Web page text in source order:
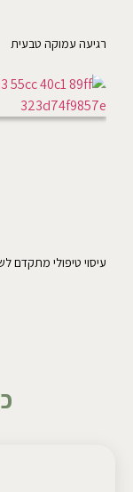
רגיעה עמוקה טבעית
עיסוי טיפולי מתקדם